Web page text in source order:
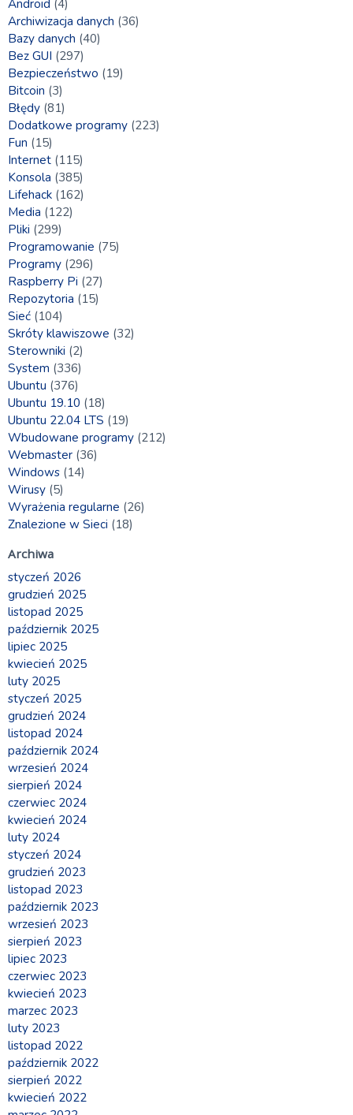
Android (4)
Archiwizacja danych (36)
Bazy danych (40)
Bez GUI (297)
Bezpieczeństwo (19)
Bitcoin (3)
Błędy (81)
Dodatkowe programy (223)
Fun (15)
Internet (115)
Konsola (385)
Lifehack (162)
Media (122)
Pliki (299)
Programowanie (75)
Programy (296)
Raspberry Pi (27)
Repozytoria (15)
Sieć (104)
Skróty klawiszowe (32)
Sterowniki (2)
System (336)
Ubuntu (376)
Ubuntu 19.10 (18)
Ubuntu 22.04 LTS (19)
Wbudowane programy (212)
Webmaster (36)
Windows (14)
Wirusy (5)
Wyrażenia regularne (26)
Znalezione w Sieci (18)
Archiwa
styczeń 2026
grudzień 2025
listopad 2025
październik 2025
lipiec 2025
kwiecień 2025
luty 2025
styczeń 2025
grudzień 2024
listopad 2024
październik 2024
wrzesień 2024
sierpień 2024
czerwiec 2024
kwiecień 2024
luty 2024
styczeń 2024
grudzień 2023
listopad 2023
październik 2023
wrzesień 2023
sierpień 2023
lipiec 2023
czerwiec 2023
kwiecień 2023
marzec 2023
luty 2023
listopad 2022
październik 2022
sierpień 2022
kwiecień 2022